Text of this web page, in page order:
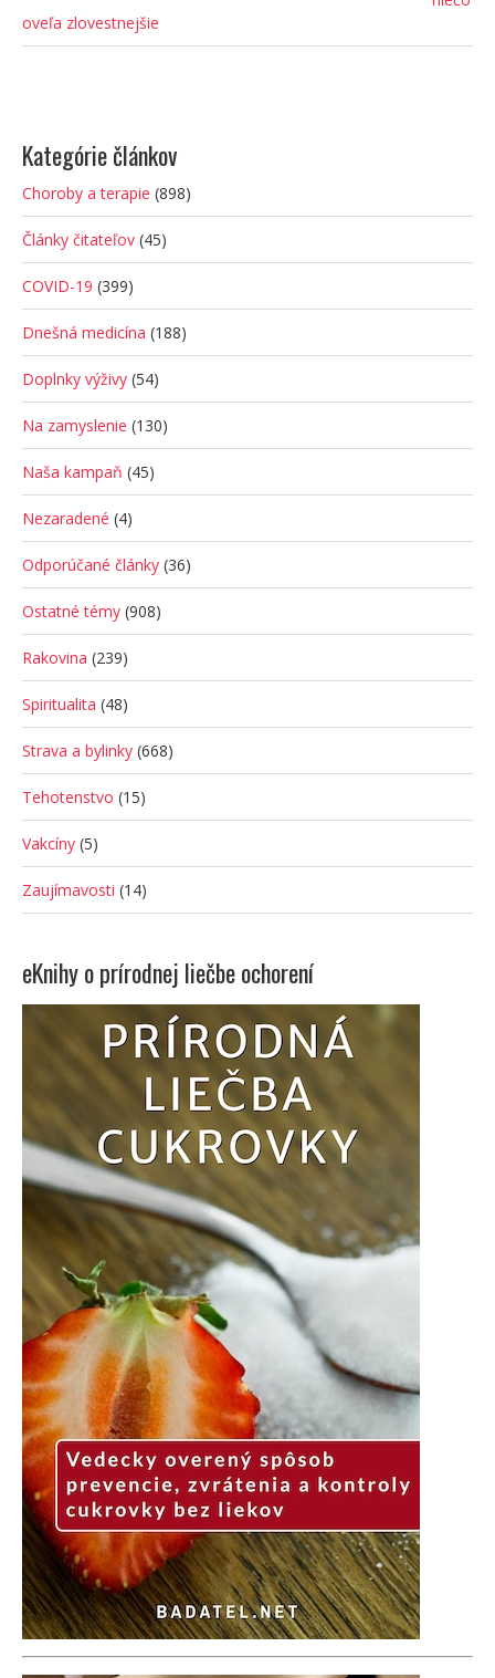
oveľa zlovestnejšie
Kategórie článkov
Choroby a terapie (898)
Články čitateľov (45)
COVID-19 (399)
Dnešná medicína (188)
Doplnky výživy (54)
Na zamyslenie (130)
Naša kampaň (45)
Nezaradené (4)
Odporúčané články (36)
Ostatné témy (908)
Rakovina (239)
Spiritualita (48)
Strava a bylinky (668)
Tehotenstvo (15)
Vakcíny (5)
Zaujímavosti (14)
eKnihy o prírodnej liečbe ochorení